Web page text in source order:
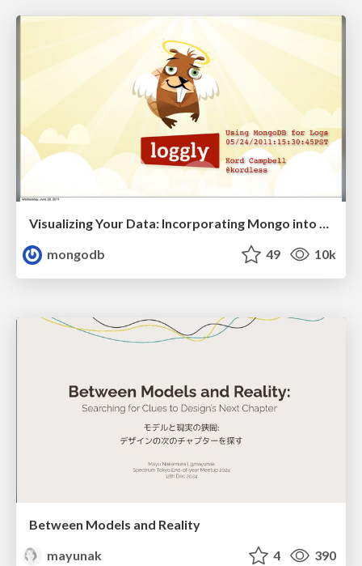
mongodb
49 10k
Between Models and Reality
mayunak
4 390